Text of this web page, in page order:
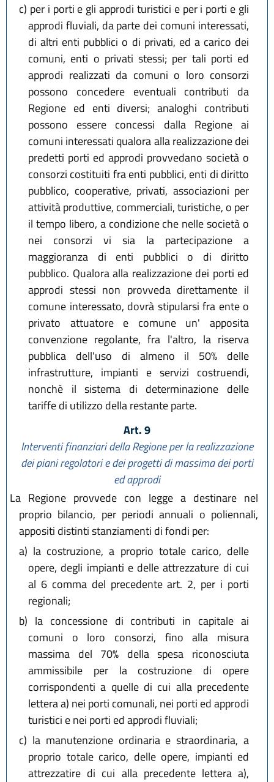
c) per i porti e gli approdi turistici e per i porti e gli
approdi fluviali, da parte dei comuni interessati,
di altri enti pubblici o di privati, ed a carico dei
comuni, enti o privati stessi; per tali porti ed
approdi realizzati da comuni o loro consorzi
possono concedere eventuali contributi da
Regione ed enti diversi; analoghi contributi
possono essere concessi dalla Regione ai
comuni interessati qualora alla realizzazione dei
predetti porti ed approdi provvedano società o
consorzi costituiti fra enti pubblici, enti di diritto
pubblico, cooperative, privati, associazioni per
attività produttive, commerciali, turistiche, o per
il tempo libero, a condizione che nelle società o
nei consorzi vi sia la partecipazione a
maggioranza di enti pubblici o di diritto
pubblico. Qualora alla realizzazione dei porti ed
approdi stessi non provveda direttamente il
comune interessato, dovrà stipularsi fra ente o
privato attuatore e comune un' apposita
convenzione regolante, fra l'altro, la riserva
pubblica dell'uso di almeno il 50% delle
infrastrutture, impianti e servizi costruendi,
nonchè il sistema di determinazione delle
tariffe di utilizzo della restante parte.
Art. 9
Interventi finanziari della Regione per la realizzazione
dei piani regolatori e dei progetti di massima dei porti
ed approdi
La Regione provvede con legge a destinare nel
proprio bilancio, per periodi annuali o poliennali,
appositi distinti stanziamenti di fondi per:
a) la costruzione, a proprio totale carico, delle
opere, degli impianti e delle attrezzature di cui
al 6 comma del precedente art. 2, per i porti
regionali;
b) la concessione di contributi in capitale ai
comuni o loro consorzi, fino alla misura
massima del 70% della spesa riconosciuta
ammissibile per la costruzione di opere
corrispondenti a quelle di cui alla precedente
lettera a) nei porti comunali, nei porti ed approdi
turistici e nei porti ed approdi fluviali;
c) la manutenzione ordinaria e straordinaria, a
proprio totale carico, delle opere, impianti ed
attrezzatire di cui alla precedente lettera a),